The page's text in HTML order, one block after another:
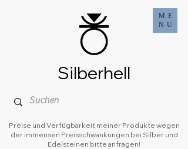
ME
NU
Preise und Verfügbarkeit meiner Produkte wegen
der immensen Preisschwankungen bei Silber und
Edelsteinen bitte anfragen!
Silberhell